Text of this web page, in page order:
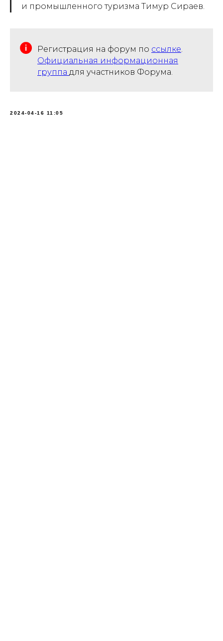
и промышленного туризма Тимур Сираев.
Регистрация на форум по ссылке
Официальная информационная
группа для участников Форума.
2024-04-16 11:05